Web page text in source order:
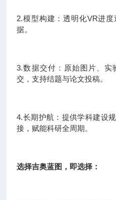
2.模型构建：透明化VR进
据。
3.数据交付：原始图片、实
交，支持结题与论文投稿。
4.长期护航：提供学科建设
接，赋能科研全周期。
选择吉奥蓝图，即选择：